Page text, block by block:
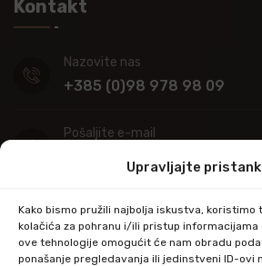
Upravljajte
Kako bismo pružili najbolja iskustva, koristimo
kolačića za pohranu i/ili pristup informacijama
ove tehnologije omogućit će nam obradu
ponašanje pregledavanja ili jedinstveni ID-ovi
Kontakt
Nazovite nas
+385 (0)98 978 98 09
Pošaljite e-mail
Adresa
Industrijska ulica 39,
34000 Požega